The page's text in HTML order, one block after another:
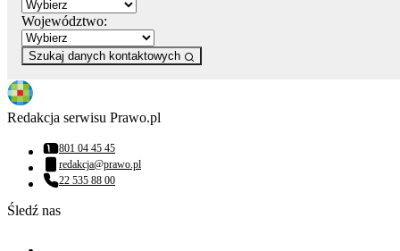
Województwo:
Szukaj danych kontaktowych
Redakcja serwisu Prawo.pl
Numer telefonu:
801 04 45 45
Adres email:
redakcja@prawo.pl
Numer telefonu:
22 535 88 00
Śledź nas